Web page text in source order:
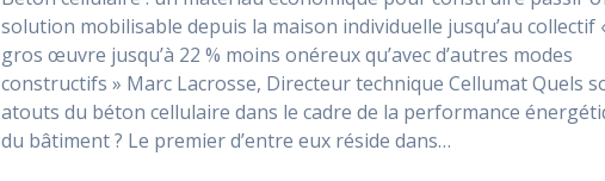
solution mobilisable depuis la maison individuelle jusqu’au collectif
gros œuvre jusqu’à 22 % moins onéreux qu’avec d’autres modes
constructifs » Marc Lacrosse, Directeur technique Cellumat Quels
atouts du béton cellulaire dans le cadre de la performance
du bâtiment ? Le premier d’entre eux réside dans…